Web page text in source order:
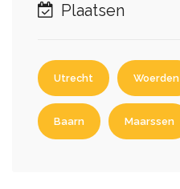
Plaatsen
Utrecht Woerden
Baarn Maarssen